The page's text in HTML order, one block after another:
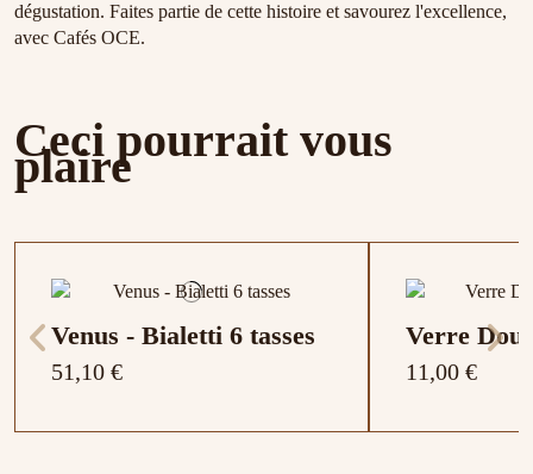
dégustation. Faites partie de cette histoire et savourez l'excellence,
avec Cafés OCE.
Ceci pourrait vous
plaire
Venus - Bialetti 6 tasses
51,10 €
Verre
11,00 €